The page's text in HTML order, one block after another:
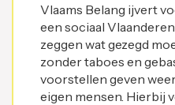
Vlaams Belang ijvert
een sociaal
zeggen wat gezegd
zonder taboes en
voorstellen geven
eigen mensen. Hierbij